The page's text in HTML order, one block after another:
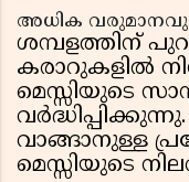
അധിക
ശമ്പളത്തിന്
കരാറുകളിൽ
മെസ്സിയുടെ
വാങ്ങാനുള്ള
മെസ്സിയുടെ